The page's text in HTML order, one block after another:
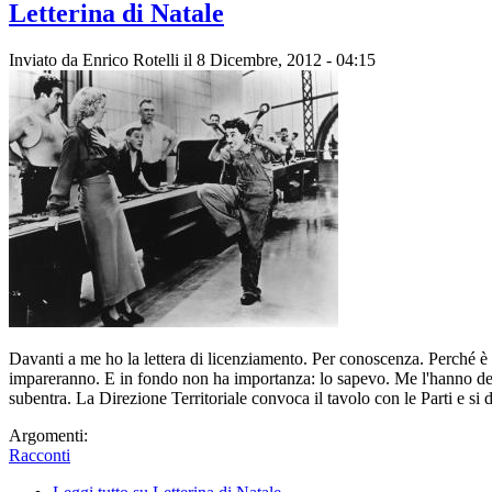
Letterina di Natale
Inviato da Enrico Rotelli il 8 Dicembre, 2012 - 04:15
Davanti a me ho la lettera di licenziamento. Per conoscenza.
impareranno. E in fondo non ha importanza: lo sapevo. Me l'hanno
subentra. La Direzione Territoriale convoca il tavolo con le Parti e si
Argomenti:
Racconti